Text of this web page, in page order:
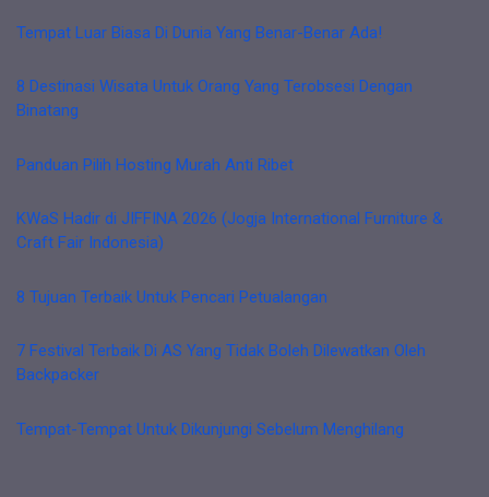
Tempat Luar Biasa Di Dunia Yang Benar-Benar Ada!
8 Destinasi Wisata Untuk Orang Yang Terobsesi Dengan
Binatang
Panduan Pilih Hosting Murah Anti Ribet
KWaS Hadir di JIFFINA 2026 (Jogja International Furniture &
Craft Fair Indonesia)
8 Tujuan Terbaik Untuk Pencari Petualangan
7 Festival Terbaik Di AS Yang Tidak Boleh Dilewatkan Oleh
Backpacker
Tempat-Tempat Untuk Dikunjungi Sebelum Menghilang